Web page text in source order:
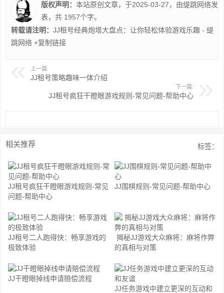
版权声明： 本站原创文章，于2025-03-27，由缇跳网络发
表，共 1957个字。
转载请注明： JJ租号经典炮塔大盘点：让你轻松体验游戏乐趣 - 缇
跳网络 +复制链接
上一篇:
JJ租号策略趣味一体介绍
下一篇:
JJ租号疯狂干瞪眼游戏规则-常见问题-帮助中心
相关推荐 标签：
JJ租号疯狂干瞪眼游戏规则-常见
问题-帮助中心
JJ围棋规则-常见问题-帮助中心
JJ租号二人跑得快：畅享游戏的
极致体验
揭秘JJ游戏大众麻将：麻将作弊
的真相与对策
JJ干瞪眼掉线申请赔偿流程
JJ任务游戏中建立更深的互动和